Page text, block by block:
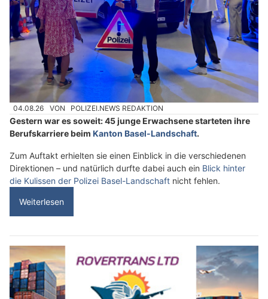
04.08.26 VON POLIZEI.NEWS REDAKTION
Gestern war es soweit: 45 junge Erwachsene starteten ihre
Berufskarriere beim Kanton Basel-Landschaft.
Zum Auftakt erhielten sie einen Einblick in die verschiedenen
Direktionen – und natürlich durfte dabei auch ein Blick hinter
die Kulissen der Polizei Basel-Landschaft nicht fehlen.
Weiterlesen